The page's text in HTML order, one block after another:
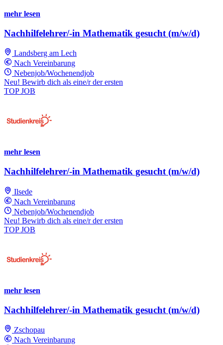
mehr lesen
Nachhilfelehrer/-in Mathematik gesucht (m/w/d)
Landsberg am Lech
Nach Vereinbarung
Nebenjob/Wochenendjob
Neu! Bewirb dich als eine/r der ersten
TOP JOB
mehr lesen
Nachhilfelehrer/-in Mathematik gesucht (m/w/d)
Ilsede
Nach Vereinbarung
Nebenjob/Wochenendjob
Neu! Bewirb dich als eine/r der ersten
TOP JOB
mehr lesen
Nachhilfelehrer/-in Mathematik gesucht (m/w/d)
Zschopau
Nach Vereinbarung